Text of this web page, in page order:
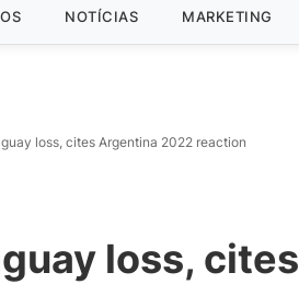
NOTÍCIAS MARKETING
loss, cites Argentina 2022 reaction
loss, cites